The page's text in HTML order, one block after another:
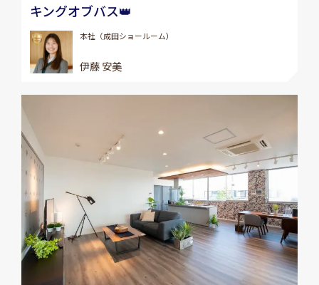
キングオブバス👑
本社（成田ショールーム）
伊藤 安美